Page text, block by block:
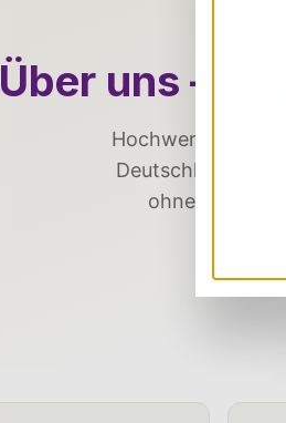
Über uns –
Hochwertiges
Deutschland,
ohne